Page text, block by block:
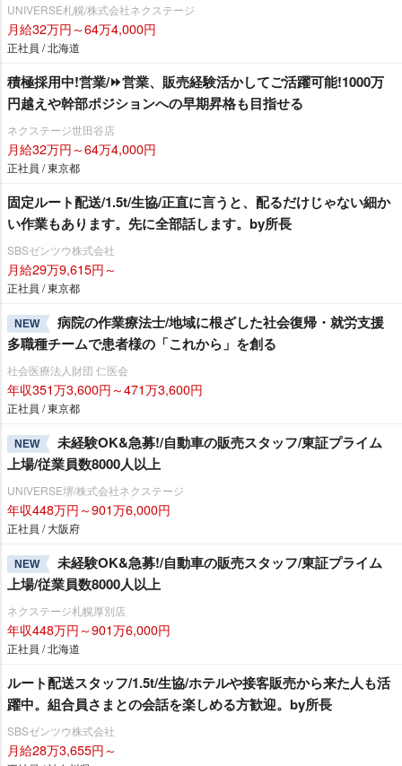
UNIVERSE札幌/株式会社ネクステージ
月給32万円～64万4,000円
正社員 / 北海道
積極採用中!営業/⏩️営業、販売経験活かしてご活躍可能!1000万
円越えや幹部ポジションへの早期昇格も目指せる
ネクステージ世田谷店
月給32万円～64万4,000円
正社員 / 東京都
固定ルート配送/1.5t/生協/正直に言うと、配るだけじゃない細か
い作業もあります。先に全部話します。by所長
SBSゼンツウ株式会社
月給29万9,615円～
正社員 / 東京都
NEW
病院の作業療法士/地域に根ざした社会復帰・就労支援
多職種チームで患者様の「これから」を創る
社会医療法人財団 仁医会
年収351万3,600円～471万3,600円
正社員 / 東京都
NEW
未経験OK&急募!/自動車の販売スタッフ/東証プライム
上場/従業員数8000人以上
UNIVERSE堺/株式会社ネクステージ
年収448万円～901万6,000円
正社員 / 大阪府
NEW
未経験OK&急募!/自動車の販売スタッフ/東証プライム
上場/従業員数8000人以上
ネクステージ札幌厚別店
年収448万円～901万6,000円
正社員 / 北海道
ルート配送スタッフ/1.5t/生協/ホテルや接客販売から来た人も活
躍中。組合員さまとの会話を楽しめる方歓迎。by所長
SBSゼンツウ株式会社
月給28万3,655円～